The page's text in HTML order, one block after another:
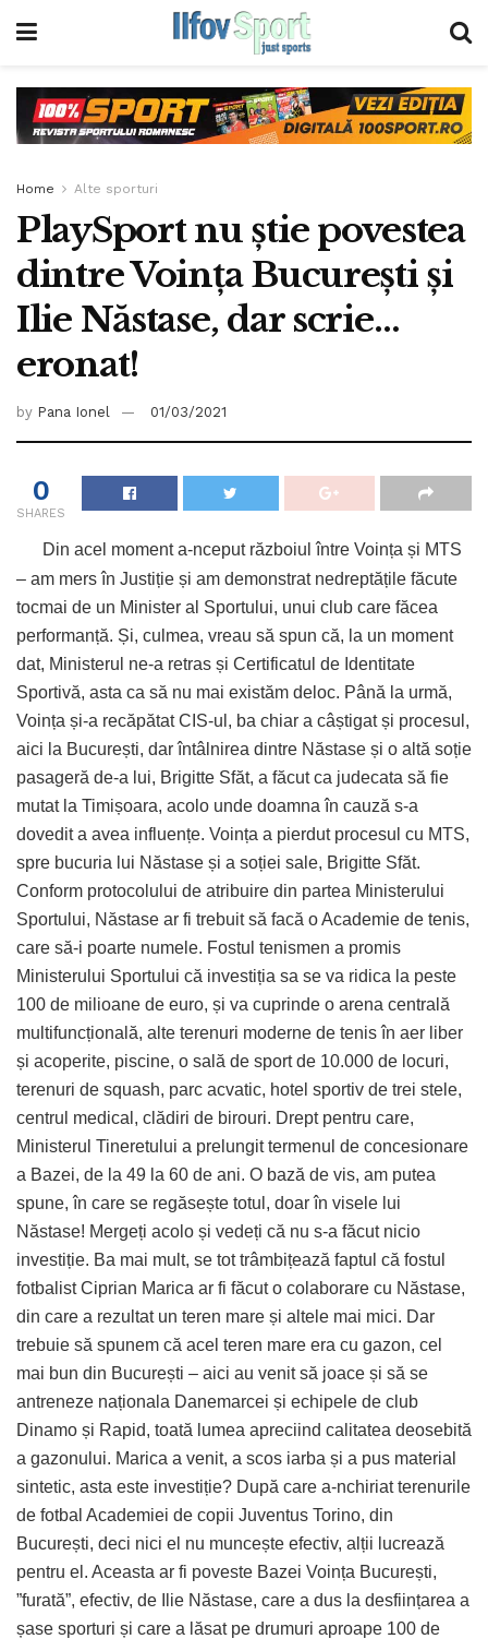
Home Alte sporturi
PlaySport nu știe povestea
dintre Voința București și
Ilie Năstase, dar scrie…
eronat!
by Pana Ionel 01/03/2021
0
SHARES
Din acel moment a-nceput războiul între Voința și MTS
– am mers în Justiție și am demonstrat nedreptățile făcute
tocmai de un Minister al Sportului, unui club care făcea
performanță. Și, culmea, vreau să spun că, la un moment
dat, Ministerul ne-a retras și Certificatul de Identitate
Sportivă, asta ca să nu mai existăm deloc. Până la urmă,
Voința și-a recăpătat CIS-ul, ba chiar a câștigat și procesul,
aici la București, dar întâlnirea dintre Năstase și o altă soție
pasageră de-a lui, Brigitte Sfăt, a făcut ca judecata să fie
mutat la Timișoara, acolo unde doamna în cauză s-a
dovedit a avea influențe. Voința a pierdut procesul cu MTS,
spre bucuria lui Năstase și a soției sale, Brigitte Sfăt.
Conform protocolului de atribuire din partea Ministerului
Sportului, Năstase ar fi trebuit să facă o Academie de tenis,
care să-i poarte numele. Fostul tenismen a promis
Ministerului Sportului că investiția sa se va ridica la peste
100 de milioane de euro, și va cuprinde o arena centrală
multifuncțională, alte terenuri moderne de tenis în aer liber
și acoperite, piscine, o sală de sport de 10.000 de locuri,
terenuri de squash, parc acvatic, hotel sportiv de trei stele,
centrul medical, clădiri de birouri. Drept pentru care,
Ministerul Tineretului a prelungit termenul de concesionare
a Bazei, de la 49 la 60 de ani. O bază de vis, am putea
spune, în care se regăsește totul, doar în visele lui
Năstase! Mergeți acolo și vedeți că nu s-a făcut nicio
investiție. Ba mai mult, se tot trâmbițează faptul că fostul
fotbalist Ciprian Marica ar fi făcut o colaborare cu Năstase,
din care a rezultat un teren mare și altele mai mici. Dar
trebuie să spunem că acel teren mare era cu gazon, cel
mai bun din București – aici au venit să joace și să se
antreneze naționala Danemarcei și echipele de club
Dinamo și Rapid, toată lumea apreciind calitatea deosebită
a gazonului. Marica a venit, a scos iarba și a pus material
sintetic, asta este investiție? După care a-nchiriat terenurile
de fotbal Academiei de copii Juventus Torino, din
București, deci nici el nu muncește efectiv, alții lucrează
pentru el. Aceasta ar fi poveste Bazei Voința București,
”furată”, efectiv, de Ilie Năstase, care a dus la desființarea a
șase sporturi și care a lăsat pe drumuri aproape 100 de